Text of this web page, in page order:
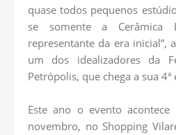
quase todos pequenos
se somente a Cerâmica
representante da era inicial”,
um dos idealizadores da
Petrópolis, que chega a sua 4ª
Este ano o evento
novembro, no Shopping